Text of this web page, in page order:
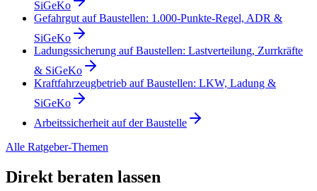
SiGeKo
Gefahrgut auf Baustellen: 1.000-Punkte-Regel, ADR &
SiGeKo
Ladungssicherung auf Baustellen: Lastverteilung, Zurrkräfte
& SiGeKo
Kraftfahrzeugbetrieb auf Baustellen: LKW, Ladung &
SiGeKo
Arbeitssicherheit auf der Baustelle
Alle Ratgeber-Themen
Direkt beraten lassen